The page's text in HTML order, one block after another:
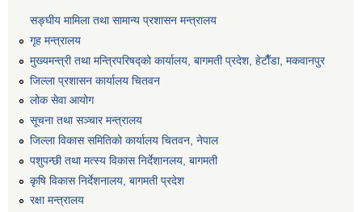
सङ्‍घीय मामिला तथा सामान्य प्रशासन मन्त्रालय
गृह मन्त्रालय
मुख्यमन्त्री तथा मन्त्रिपरिषद्को कार्यालय, बागमती प्रदेश, हेटाैँडा, मकवानपुर
जिल्ला प्रशासन कार्यालय चितवन
लोक सेवा आयोग
सूचना तथा सञ्चार मन्त्रालय
जिल्ला विकास समितिको कार्यालय चितवन, नेपाल
पशुपन्छी तथा मत्स्य विकास निर्देशानलय, बागमती
कृषि विकास निर्देशनालय, बागमती प्रदेश
रक्षा मन्त्रालय